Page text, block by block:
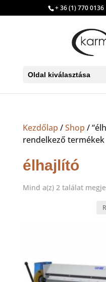
+ 36 (1) 770 0136
Oldal kiválasztása
Kezdőlap /Shop /
rendelkező termékek
élhajlító
Mind a(z) 2 találat